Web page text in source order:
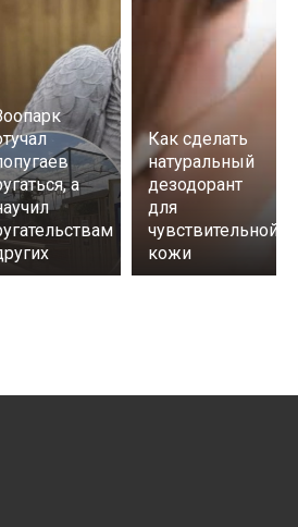
а
Как сделать
натуральный
дезодорант
для
чувствительной
кожи